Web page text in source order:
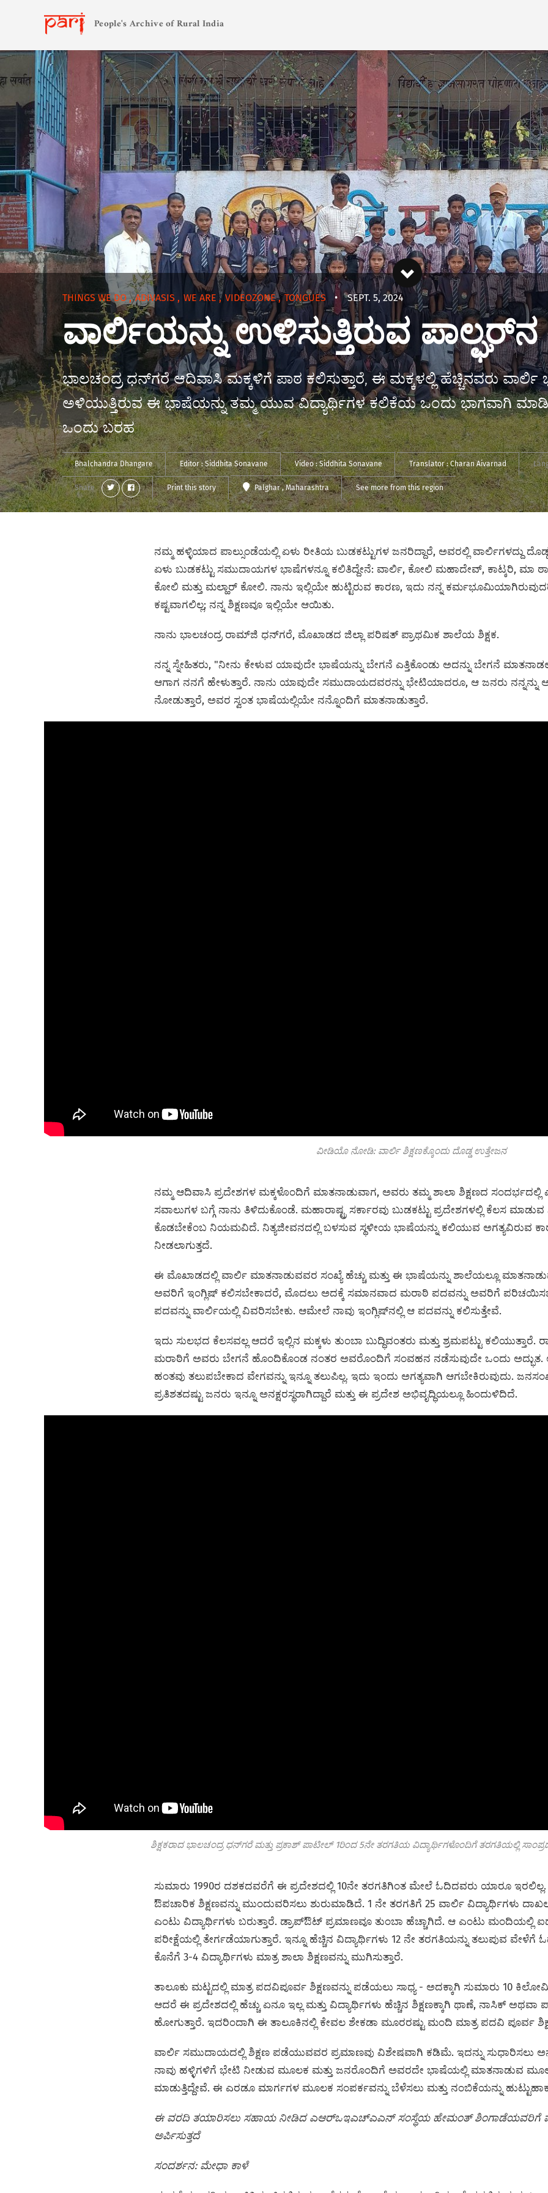
People's Archive of Rural India
THINGS WE DO ,ADIVASIS , WE ARE , VIDEOZONE,TONGUES • SEPT. 5, 2024
ವಾರ್ಲಿಯನ್ನು ಉಳಿಸುತ್ತಿರುವ ಪಾಲ್ಘರ್‌ನ
ಭಾಲಚಂದ್ರ ಧನ್‌ಗರೆ ಆದಿವಾಸಿ ಮಕ್ಕಳಿಗೆ ಪಾಠ ಕಲಿಸುತ್ತಾರೆ, ಈ ಮಕ್ಕಳಲ್ಲಿ ಹೆಚ್ಚಿನವರು
ಅಳಿಯುತ್ತಿರುವ ಈ ಭಾಷೆಯನ್ನು ತಮ್ಮ ಯುವ ವಿದ್ಯಾರ್ಥಿಗಳ ಕಲಿಕೆಯ ಒಂದು ಭಾಗವಾಗಿ
ಒಂದು ಬರಹ
Bhalchandra Dhangare Editor :Siddhita Sonavane Video :Siddhita Sonavane Translator :Charan Aivarnad
Share Print this story Palghar, Maharashtra See more from this region
ನಮ್ಮ ಹಳ್ಳಿಯಾದ ಪಾಲ್ಸುಂಡೆಯಲ್ಲಿ ಏಳು ರೀತಿಯ ಬುಡಕಟ್ಟುಗಳ ಜನರಿದ್ದಾರೆ, ಅವರಲ್ಲಿ ವಾರ್ಲಿಗಳದ್ದು
ಏಳು ಬುಡಕಟ್ಟು ಸಮುದಾಯಗಳ ಭಾಷೆಗಳನ್ನೂ ಕಲಿತಿದ್ದೇನೆ: ವಾರ್ಲಿ, ಕೋಲಿ ಮಹಾದೇವ್, ಕಾಟ್ಕರಿ, ಮಾ
ಕೋಲಿ ಮತ್ತು ಮಲ್ಹಾರ್ ಕೋಲಿ. ನಾನು ಇಲ್ಲಿಯೇ ಹುಟ್ಟಿರುವ ಕಾರಣ, ಇದು ನನ್ನ
ಕಷ್ಟವಾಗಲಿಲ್ಲ; ನನ್ನ ಶಿಕ್ಷಣವೂ ಇಲ್ಲಿಯೇ ಆಯಿತು.
ನಾನು ಭಾಲಚಂದ್ರ ರಾಮ್‌ಜಿ ಧನ್‌ಗರೆ, ಮೊಖಾಡದ ಜಿಲ್ಲಾ ಪರಿಷತ್ ಪ್ರಾಥಮಿಕ ಶಾಲೆಯ ಶಿಕ್ಷಕ.
ನನ್ನ ಸ್ನೇಹಿತರು, "ನೀನು ಕೇಳುವ ಯಾವುದೇ ಭಾಷೆಯನ್ನು ಬೇಗನೆ ಎತ್ತಿಕೊಂಡು ಅದನ್ನು ಬೇಗನೆ
ಆಗಾಗ ನನಗೆ ಹೇಳುತ್ತಾರೆ. ನಾನು ಯಾವುದೇ ಸಮುದಾಯದವರನ್ನು ಭೇಟಿಯಾದರೂ, ಆ ಜನರು
ನೋಡುತ್ತಾರೆ, ಅವರ ಸ್ವಂತ ಭಾಷೆಯಲ್ಲಿಯೇ ನನ್ನೊಂದಿಗೆ ಮಾತನಾಡುತ್ತಾರೆ.
ವೀಡಿಯೊ ನೋಡಿ: ವಾರ್ಲಿ ಶಿಕ್ಷಣಕ್ಕೊಂದು ದೊಡ್ಡ ಉತ್ತೇಜನ
ನಮ್ಮ ಆದಿವಾಸಿ ಪ್ರದೇಶಗಳ ಮಕ್ಕಳೊಂದಿಗೆ ಮಾತನಾಡುವಾಗ, ಅವರು ತಮ್ಮ ಶಾಲಾ ಶಿಕ್ಷಣದ ಸಂದರ್ಭದಲ್ಲಿ
ಸವಾಲುಗಳ ಬಗ್ಗೆ ನಾನು ತಿಳಿದುಕೊಂಡೆ. ಮಹಾರಾಷ್ಟ್ರ ಸರ್ಕಾರವು ಬುಡಕಟ್ಟು ಪ್ರದೇಶಗಳಲ್ಲಿ ಕೆಲಸ ಮಾಡುವ
ಕೊಡಬೇಕೆಂಬ ನಿಯಮವಿದೆ. ನಿತ್ಯಜೀವನದಲ್ಲಿ ಬಳಸುವ ಸ್ಥಳೀಯ ಭಾಷೆಯನ್ನು ಕಲಿಯುವ ಅಗತ್ಯವಿರುವ
ನೀಡಲಾಗುತ್ತದೆ.
ಈ ಮೊಖಾಡದಲ್ಲಿ ವಾರ್ಲಿ ಮಾತನಾಡುವವರ ಸಂಖ್ಯೆ ಹೆಚ್ಚು ಮತ್ತು ಈ ಭಾಷೆಯನ್ನು ಶಾಲೆಯಲ್ಲೂ
ಅವರಿಗೆ ಇಂಗ್ಲಿಷ್ ಕಲಿಸಬೇಕಾದರೆ, ಮೊದಲು ಅದಕ್ಕೆ ಸಮಾನವಾದ ಮರಾಠಿ ಪದವನ್ನು ಅವರಿಗೆ
ಪದವನ್ನು ವಾರ್ಲಿಯಲ್ಲಿ ವಿವರಿಸಬೇಕು. ಆಮೇಲೆ ನಾವು ಇಂಗ್ಲಿಷ್‌ನಲ್ಲಿ ಆ ಪದವನ್ನು ಕಲಿಸುತ್ತೇವೆ.
ಇದು ಸುಲಭದ ಕೆಲಸವಲ್ಲ ಆದರೆ ಇಲ್ಲಿನ ಮಕ್ಕಳು ತುಂಬಾ ಬುದ್ಧಿವಂತರು ಮತ್ತು ಶ್ರಮಪಟ್ಟು ಕಲಿಯುತ್ತಾರೆ.
ಮರಾಠಿಗೆ ಅವರು ಬೇಗನೆ ಹೊಂದಿಕೊಂಡ ನಂತರ ಅವರೊಂದಿಗೆ ಸಂವಹನ ನಡೆಸುವುದೇ ಒಂದು ಅದ್ಭುತ.
ಹಂತವು ತಲುಪಬೇಕಾದ ವೇಗವನ್ನು ಇನ್ನೂ ತಲುಪಿಲ್ಲ. ಇದು ಇಂದು ಅಗತ್ಯವಾಗಿ ಆಗಬೇಕಿರುವುದು.
ಪ್ರತಿಶತದಷ್ಟು ಜನರು ಇನ್ನೂ ಅನಕ್ಷರಸ್ಥರಾಗಿದ್ದಾರೆ ಮತ್ತು ಈ ಪ್ರದೇಶ ಅಭಿವೃದ್ಧಿಯಲ್ಲೂ ಹಿಂದುಳಿದಿದೆ.
ಶಿಕ್ಷಕರಾದ ಭಾಲಚಂದ್ರ ಧನ್‌ಗರೆ ಮತ್ತು ಪ್ರಕಾಶ್ ಪಾಟೀಲ್ 1ರಿಂದ 5ನೇ ತರಗತಿಯ ವಿದ್ಯಾರ್ಥಿಗಳೊಂದಿಗೆ ತರಗತಿಯಲ್ಲಿ
ಸುಮಾರು 1990ರ ದಶಕದವರೆಗೆ ಈ ಪ್ರದೇಶದಲ್ಲಿ 10ನೇ ತರಗತಿಗಿಂತ ಮೇಲೆ ಓದಿದವರು ಯಾರೂ
ಔಪಚಾರಿಕ ಶಿಕ್ಷಣವನ್ನು ಮುಂದುವರಿಸಲು ಶುರುಮಾಡಿದೆ. 1 ನೇ ತರಗತಿಗೆ 25 ವಾರ್ಲಿ ವಿದ್ಯಾರ್ಥಿಗಳು
ಎಂಟು ವಿದ್ಯಾರ್ಥಿಗಳು ಬರುತ್ತಾರೆ. ಡ್ರಾಪ್ಔಟ್ ಪ್ರಮಾಣವೂ ತುಂಬಾ ಹೆಚ್ಚಾಗಿದೆ. ಆ ಎಂಟು ಮಂದಿಯಲ್ಲಿ
ಪರೀಕ್ಷೆಯಲ್ಲಿ ತೇರ್ಗಡೆಯಾಗುತ್ತಾರೆ. ಇನ್ನೂ ಹೆಚ್ಚಿನ ವಿದ್ಯಾರ್ಥಿಗಳು 12 ನೇ ತರಗತಿಯನ್ನು ತಲುಪುವ ವೇಳೆಗೆ
ಕೊನೆಗೆ 3-4 ವಿದ್ಯಾರ್ಥಿಗಳು ಮಾತ್ರ ಶಾಲಾ ಶಿಕ್ಷಣವನ್ನು ಮುಗಿಸುತ್ತಾರೆ.
ತಾಲೂಕು ಮಟ್ಟದಲ್ಲಿ ಮಾತ್ರ ಪದವಿಪೂರ್ವ ಶಿಕ್ಷಣವನ್ನು ಪಡೆಯಲು ಸಾಧ್ಯ - ಅದಕ್ಕಾಗಿ ಸುಮಾರು 10
ಆದರೆ ಈ ಪ್ರದೇಶದಲ್ಲಿ ಹೆಚ್ಚು ಏನೂ ಇಲ್ಲ ಮತ್ತು ವಿದ್ಯಾರ್ಥಿಗಳು ಹೆಚ್ಚಿನ ಶಿಕ್ಷಣಕ್ಕಾಗಿ ಥಾಣೆ, ನಾಸಿಕ್
ಹೋಗುತ್ತಾರೆ. ಇದರಿಂದಾಗಿ ಈ ತಾಲೂಕಿನಲ್ಲಿ ಕೇವಲ‌ ಶೇಕಡಾ ಮೂರರಷ್ಟು ಮಂದಿ ಮಾತ್ರ ಪದವಿ ಪೂರ್ವ
ವಾರ್ಲಿ ಸಮುದಾಯದಲ್ಲಿ ಶಿಕ್ಷಣ ಪಡೆಯುವವರ ಪ್ರಮಾಣವು ವಿಶೇಷವಾಗಿ ಕಡಿಮೆ. ಇದನ್ನು ಸುಧಾರಿಸಲು
ನಾವು ಹಳ್ಳಿಗಳಿಗೆ ಭೇಟಿ ನೀಡುವ ಮೂಲಕ ಮತ್ತು ಜನರೊಂದಿಗೆ ಅವರದೇ ಭಾಷೆಯಲ್ಲಿ ಮಾತನಾಡುವ ಮೂಲಕ
ಮಾಡುತ್ತಿದ್ದೇವೆ. ಈ ಎರಡೂ ಮಾರ್ಗಗಳ ಮೂಲಕ ಸಂಪರ್ಕವನ್ನು ಬೆಳೆಸಲು ಮತ್ತು ನಂಬಿಕೆಯನ್ನು
ಈ ವರದಿ ತಯಾರಿಸಲು ಸಹಾಯ ನೀಡಿದ ಎಆರ್‌ಒಇಎಚ್‌ಎಎನ್‌ ಸಂಸ್ಥೆಯ ಹೇಮಂತ್‌ ಶಿಂಗಾಡೆಯವರಿಗೆ ಪರಿ
ಅರ್ಪಿಸುತ್ತದೆ
ಸಂದರ್ಶನ: ಮೇಧಾ ಕಾಳೆ